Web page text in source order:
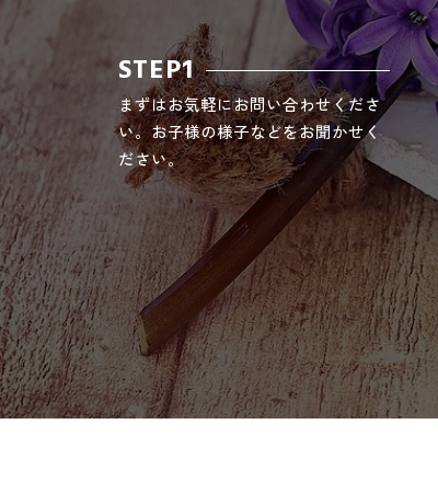
STEP1
まずはお気軽にお問い合わせくださ
い。お子様の様子などをお聞かせく
ださい。